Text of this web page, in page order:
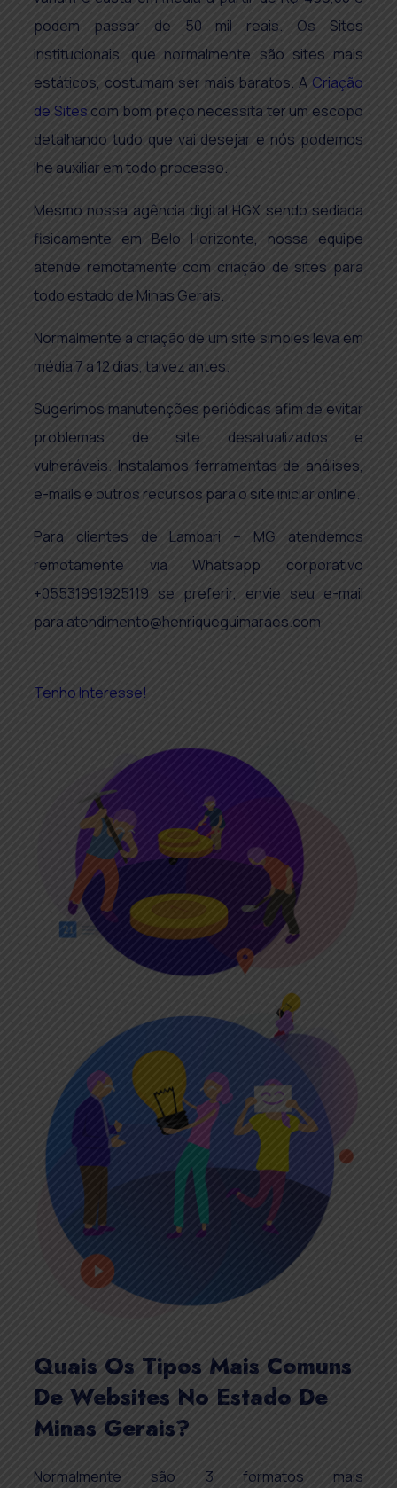
podem passar de 50 mil reais. Os Sites
institucionais, que normalmente são sites mais
estáticos, costumam ser mais baratos. A Criação
de Sites com bom preço necessita ter um escopo
detalhando tudo que vai desejar e nós podemos
lhe auxiliar em todo processo.
Mesmo nossa agência digital HGX sendo sediada
fisicamente em Belo Horizonte, nossa equipe
atende remotamente com criação de sites para
todo estado de Minas Gerais.
Normalmente a criação de um site simples leva em
média 7 a 12 dias, talvez antes.
Sugerimos manutenções periódicas afim de evitar
problemas de site desatualizados e
vulneráveis. Instalamos ferramentas de análises,
e-mails e outros recursos para o site iniciar online.
Para clientes de Lambari – MG atendemos
remotamente via Whatsapp corporativo
+05531991925119 se preferir, envie seu e-mail
para atendimento@henriqueguimaraes.com
Tenho Interesse!
Quais Os Tipos Mais Comuns
De Websites No Estado De
Minas Gerais?
Normalmente são 3 formatos mais